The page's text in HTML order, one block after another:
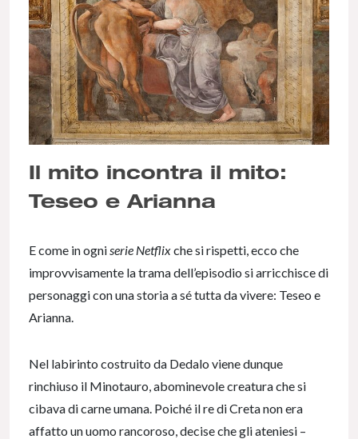
Il mito incontra il mito:
Teseo e Arianna
E come in ogni serie Netflixche si rispetti, ecco che
improvvisamente la trama dell’episodio si arricchisce di
personaggi con una storia a sé tutta da vivere: Teseo e
Arianna.
Nel labirinto costruito da Dedalo viene dunque
rinchiuso il Minotauro, abominevole creatura che si
cibava di carne umana. Poiché il re di Creta non era
affatto un uomo rancoroso, decise che gli ateniesi –